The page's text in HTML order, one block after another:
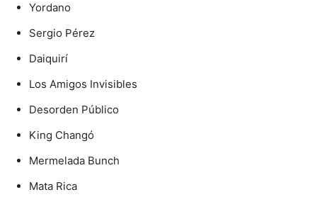
Yordano
Sergio Pérez
Daiquirí
Los Amigos Invisibles
Desorden Público
King Changó
Mermelada Bunch
Mata Rica